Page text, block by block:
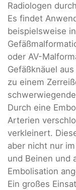
Radiologen
Es findet
beispielsweise
oder AV-
Gefäßknäuel
zu einem
Durch eine
Arterien
verkleinert.
aber nicht nur
und Beinen und
Embolisation
Ein großes